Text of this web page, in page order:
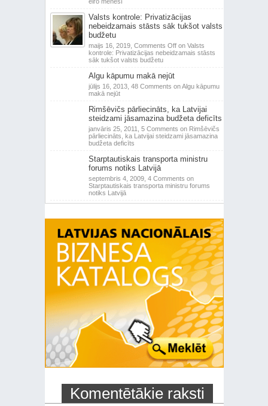
Valsts kontrole: Privatizācijas
nebeidzamais stāsts sāk tukšot valsts
budžetu
maijs 16, 2019, Comments Offon Valsts
kontrole: Privatizācijas nebeidzamais stāsts
sāk tukšot valsts budžetu
Algu kāpumu makā nejūt
jūlijs 16, 2013, 48 Comments on Algu kāpumu
makā nejūt
Rimšēvičs pārliecināts, ka Latvijai
steidzami jāsamazina budžeta deficīts
janvāris 25, 2011, 5 Comments on Rimšēvičs
pārliecināts, ka Latvijai steidzami jāsamazina
budžeta deficīts
Starptautiskais transporta ministru
forums notiks Latvijā
septembris 4, 2009, 4 Comments on
Starptautiskais transporta ministru forums
notiks Latvijā
Komentētākie raksti